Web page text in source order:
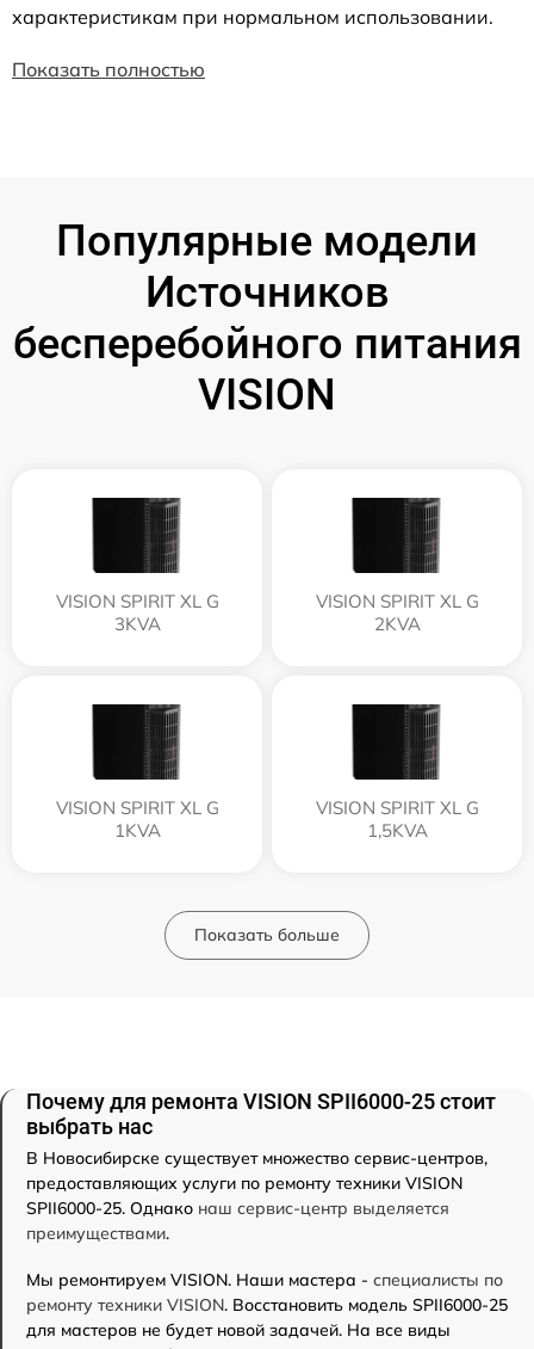
характеристикам при нормальном использовании.
Показать полностью
Популярные модели
Источников
бесперебойного питания
VISION
VISION SPIRIT XL G
3KVA
VISION SPIRIT XL G
2KVA
VISION SPIRIT XL G
1KVA
VISION SPIRIT XL G
1,5KVA
Показать больше
Почему для ремонта VISION SPII6000-25 стоит
выбрать нас
В Новосибирске существует множество сервис-центров,
предоставляющих услуги по ремонту техники VISION
SPII6000-25. Однако наш сервис-центр выделяется
преимуществами.
Мы ремонтируем VISION. Наши мастера - специалисты по
ремонту техники VISION. Восстановить модель SPII6000-25
для мастеров не будет новой задачей. На все виды